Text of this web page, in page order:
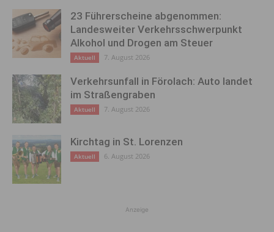
23 Führerscheine abgenommen:
Landesweiter Verkehrsschwerpunkt
Alkohol und Drogen am Steuer
Aktuell 7. August 2026
Verkehrsunfall in Förolach: Auto landet
im Straßengraben
Aktuell 7. August 2026
Kirchtag in St. Lorenzen
Aktuell 6. August 2026
Anzeige